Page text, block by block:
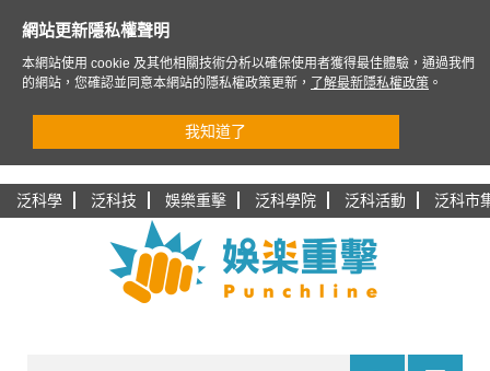
泛科學 泛科技 娛樂重擊 泛科學院 泛科活動 泛科市
網站更新隱私權聲明
本網站使用 cookie 及其他相關技術分析以確保使用者獲得最佳體驗，通過我們
的網站，您確認並同意本網站的隱私權政策更新，
了解最新隱私權政策 。
我知道了